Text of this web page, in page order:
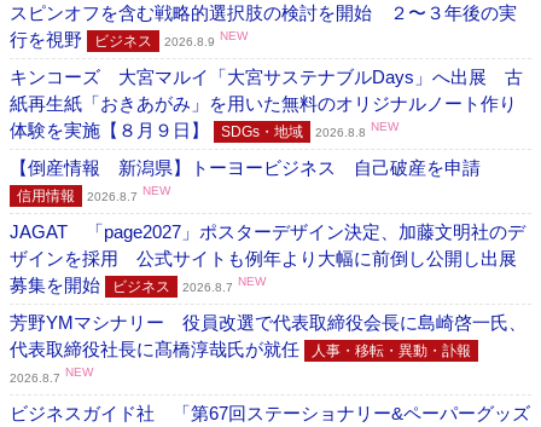
スピンオフを含む戦略的選択肢の検討を開始 ２〜３年後の実
行を視野
ビジネス 2026.8.9 NEW
キンコーズ 大宮マルイ「大宮サステナブルDays」へ出展 古
紙再生紙「おきあがみ」を用いた無料のオリジナルノート作り
体験を実施【８月９日】
SDGs・地域 2026.8.8 NEW
【倒産情報 新潟県】トーヨービジネス 自己破産を申請
信用情報 2026.8.7 NEW
JAGAT 「page2027」ポスターデザイン決定、加藤文明社のデ
ザインを採用 公式サイトも例年より大幅に前倒し公開し出展
募集を開始
ビジネス 2026.8.7 NEW
芳野YMマシナリー 役員改選で代表取締役会長に島崎啓一氏、
代表取締役社長に髙橋淳哉氏が就任
人事・移転・異動・訃報
2026.8.7 NEW
ビジネスガイド社 「第67回ステーショナリー&ペーパーグッズ